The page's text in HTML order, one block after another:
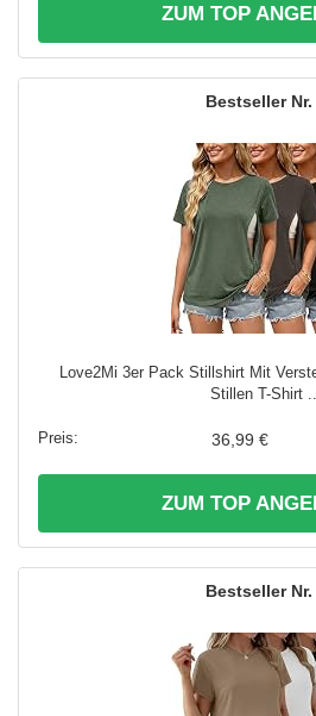
ZUM TOP
Love2Mi 3er Pack Stillshirt Mit
Stillen T-Shirt ...
36,99 €
ZUM TOP